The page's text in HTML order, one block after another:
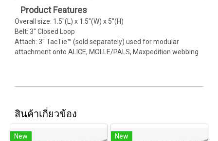
Product Features
Overall size: 1.5"(L) x 1.5"(W) x 5"(H)
Belt: 3" Closed Loop
Attach: 3" TacTie™ (sold separately) used for modular
attachment onto ALICE, MOLLE/PALS, Maxpedition webbing
สินค้าเกี่ยวข้อง
New
New